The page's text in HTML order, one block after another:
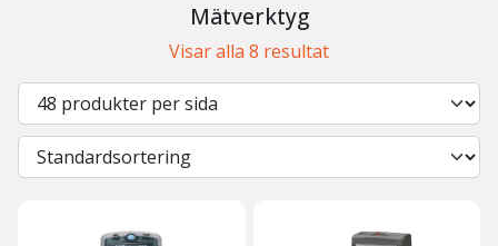
Mätverktyg
Visar alla 8 resultat